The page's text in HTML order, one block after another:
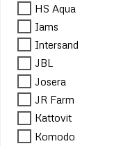
HS Aqua
Iams
Intersand
JBL
Josera
JR Farm
Kattovit
Komodo